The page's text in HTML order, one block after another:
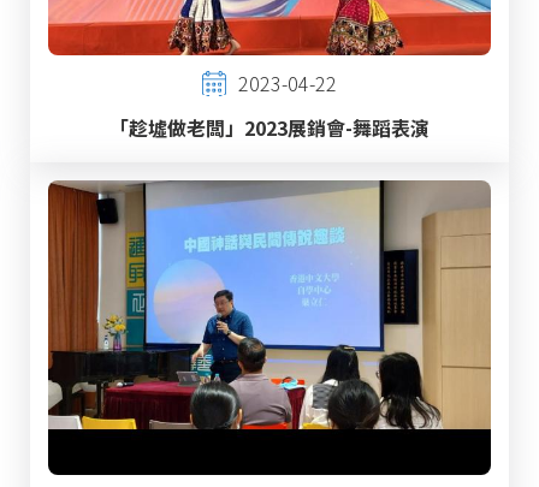
2023-04-22
「趁墟做老闆」2023展銷會-舞蹈表演